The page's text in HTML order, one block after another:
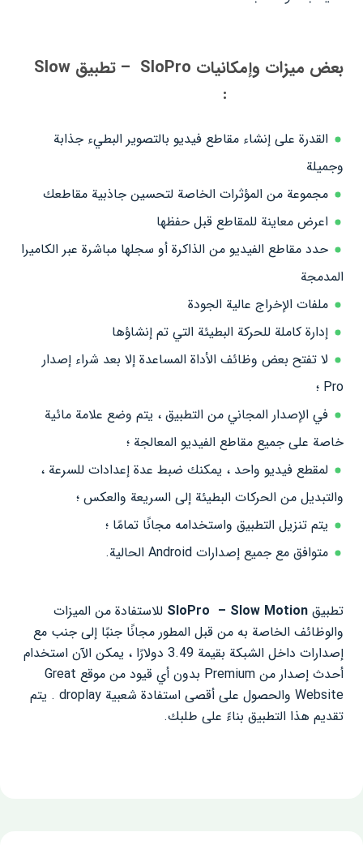
بعض ميزات وإمكانيات SloPro – تطبيق Slow
القدرة على إنشاء مقاطع فيديو بالتصوير البطيء جذابة
وجميلة
مجموعة من المؤثرات الخاصة لتحسين جاذبية مقاطعك
اعرض معاينة للمقاطع قبل حفظها
حدد مقاطع الفيديو من الذاكرة أو سجلها مباشرة عبر الكاميرا
المدمجة
ملفات الإخراج عالية الجودة
إدارة كاملة للحركة البطيئة التي تم إنشاؤها
لا تفتح بعض وظائف الأداة المساعدة إلا بعد شراء إصدار
Pro ؛
في الإصدار المجاني من التطبيق ، يتم وضع علامة مائية
خاصة على جميع مقاطع الفيديو المعالجة ؛
لمقطع فيديو واحد ، يمكنك ضبط عدة إعدادات للسرعة ،
والتبديل من الحركات البطيئة إلى السريعة والعكس ؛
يتم تنزيل التطبيق واستخدامه مجانًا تمامًا ؛
متوافق مع جميع إصدارات Android الحالية.
تطبيق SloPro – Slow Motion
للاستفادة من الميزات
والوظائف الخاصة به من قبل المطور مجانًا جنبًا إلى جنب مع
إصدارات داخل الشبكة بقيمة 3.49 دولارًا ، يمكن الآن استخدام
أحدث إصدار من Premium بدون أي قيود من موقع Great
Website والحصول على أقصى استفادة شعبية droplay
. يتم
تقديم هذا التطبيق بناءً على طلبك.